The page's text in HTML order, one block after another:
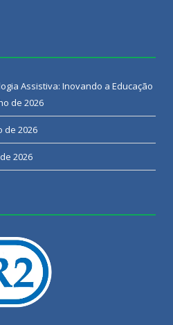
Assistiva: Inovando a Educação
de 2026
de 2026
2026